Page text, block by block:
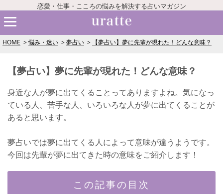
恋愛・仕事・こころの悩みを解決する占いマガジン
HOME 悩み・迷い 夢占い 【夢占い】夢に先輩が現れた！どんな意味？
【夢占い】夢に先輩が現れた！どんな意味？
身近な人が夢に出てくることってありますよね。気になっ
ている人、苦手な人、いろいろな人が夢に出てくることが
あると思います。
夢占いでは夢に出てくる人によって意味が違うようです。
今回は先輩が夢に出てきた時の意味をご紹介します！
この記事の目次